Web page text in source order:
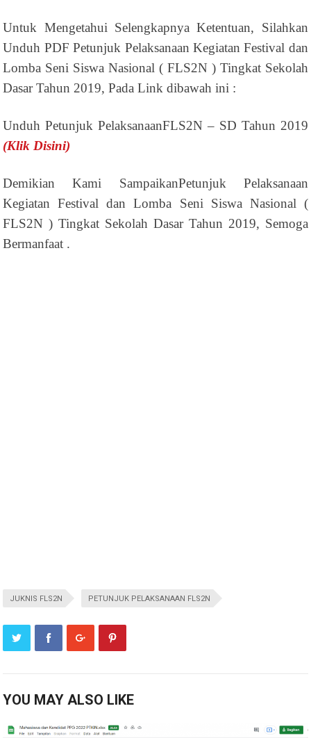
Untuk Mengetahui Selengkapnya Ketentuan, Silahkan
Unduh PDF Petunjuk Pelaksanaan Kegiatan Festival dan
Lomba Seni Siswa Nasional ( FLS2N ) Tingkat Sekolah
Dasar Tahun 2019, Pada Link dibawah ini :
Unduh Petunjuk PelaksanaanFLS2N – SD Tahun 2019
(Klik Disini)
Demikian Kami SampaikanPetunjuk Pelaksanaan
Kegiatan Festival dan Lomba Seni Siswa Nasional (
FLS2N ) Tingkat Sekolah Dasar Tahun 2019, Semoga
Bermanfaat .
JUKNIS FLS2N PETUNJUK PELAKSANAAN FLS2N
YOU MAY ALSO LIKE